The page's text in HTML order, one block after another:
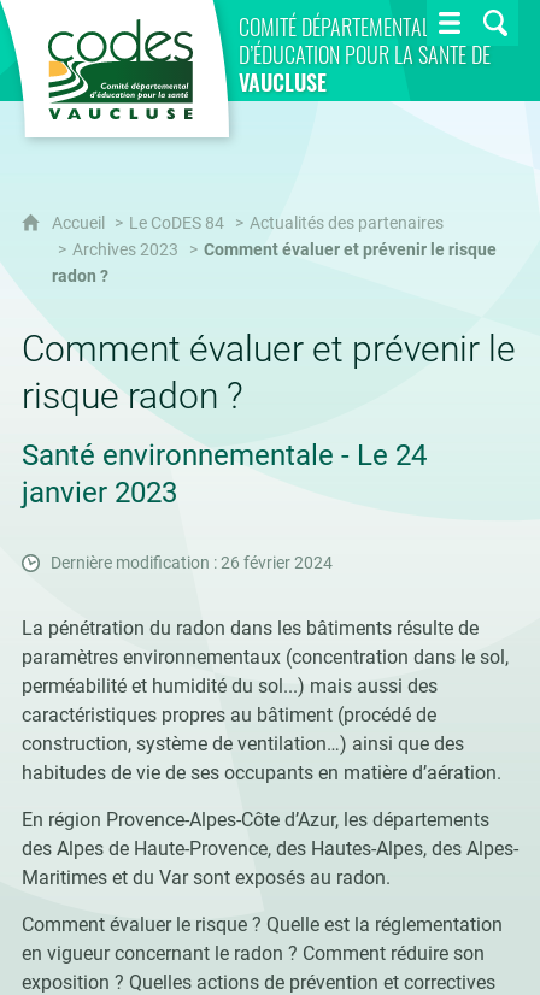
COMITÉ DÉPARTEMENTAL
D’ÉDUCATION POUR LA SANTÉ DE
VAUCLUSE
CoDES 84
Accueil Le CoDES 84
Actualités des partenaires
Archives 2023
Comment évaluer et prévenir le risque
radon ?
Comment évaluer et prévenir le
risque radon ?
Santé environnementale - Le 24
janvier 2023
Dernière modification : 26 février 2024
La pénétration du radon dans les bâtiments résulte de
paramètres environnementaux (concentration dans le sol,
perméabilité et humidité du sol...) mais aussi des
caractéristiques propres au bâtiment (procédé de
construction, système de ventilation…) ainsi que des
habitudes de vie de ses occupants en matière d’aération.
En région Provence-Alpes-Côte d’Azur, les départements
des Alpes de Haute-Provence, des Hautes-Alpes, des Alpes-
Maritimes et du Var sont exposés au radon.
Comment évaluer le risque ? Quelle est la réglementation
en vigueur concernant le radon ? Comment réduire son
exposition ? Quelles actions de prévention et correctives